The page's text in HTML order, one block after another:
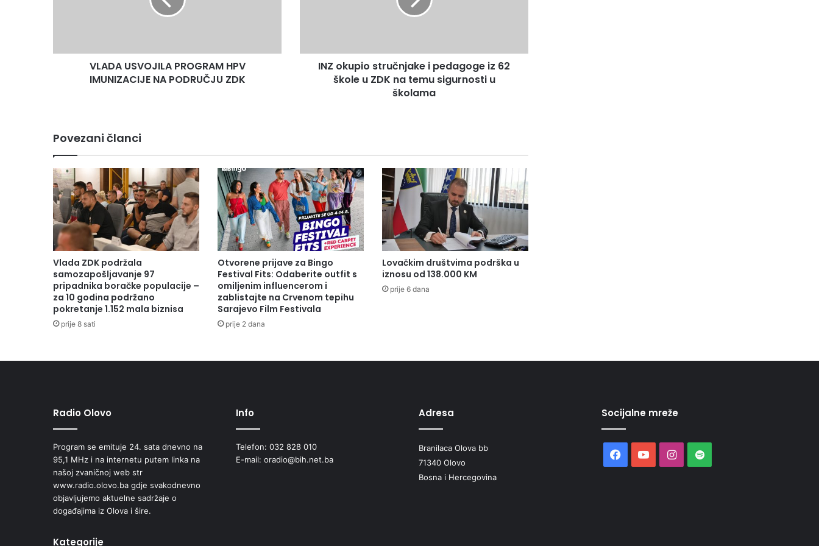
VLADA USVOJILA PROGRAM HPV
IMUNIZACIJE NA PODRUČJU ZDK
u
INZ okupio stručnjake i pedagoge iz 62
škole u ZDK na temu sigurnosti u
školama
Povezani članci
Vlada ZDK podržala
samozapošljavanje 97
pripadnika boračke populacije –
za 10 godina podržano
pokretanje 1.152 mala biznisa
prije 8 sati
Otvorene prijave za Bingo
Festival Fits: Odaberite outfit s
omiljenim influencerom i
zablistajte na Crvenom tepihu
Sarajevo Film Festivala
prije 2 dana
Lovačkim društvima podrška u
iznosu od 138.000 KM
prije 6 dana
Radio Olovo
Program se emituje 24. sata dnevno na
95,1 MHz i na internetu putem linka na
našoj zvaničnoj web str
www.radio.olovo.ba gdje svakodnevno
objavljujemo aktuelne sadržaje o
događajima iz Olova i šire.
Kategorije
Info
Telefon: 032 828 010
E-mail: oradio@bih.net.ba
Adresa
Branilaca Olova bb
71340 Olovo
Bosna i Hercegovina
Socijalne mreže
Facebook
YouTubeInstagram
Spotify